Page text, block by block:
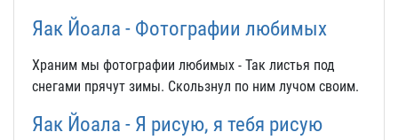
Яак Йоала - Фотографии любимых
Храним мы фотографии любимых - Так листья под
снегами прячут зимы. Скользнул по ним лучом своим.
Яак Йоала - Я рисую, я тебя рисую